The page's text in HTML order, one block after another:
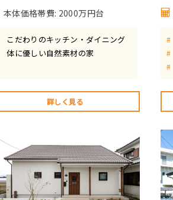
本体価格帯費: 2000万円台
こだわりのキッチン・ダイニング
体に優しい自然素材の家
詳しく見る
#
#
#